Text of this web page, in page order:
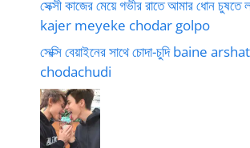
সেক্সী কাজের মেয়ে গভীর রাতে আমার ধোন
kajer meyeke chodar golpo
সেক্সি বেয়াইনের সাথে চোদা-চুদি baine
chodachudi